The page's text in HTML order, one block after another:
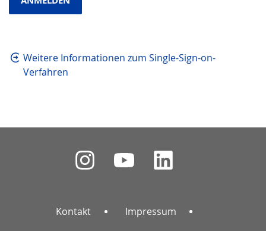
Weitere Informationen zum Single-Sign-on-
Verfahren
Kontakt Impressum